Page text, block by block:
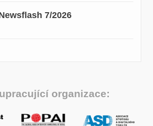
7/2026
organizace: